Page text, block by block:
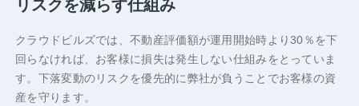
リスクを減らす仕組み
クラウドビルズでは、不動産評価額が運用開始時より30％を下
回らなければ、お客様に損失は発生しない仕組みをとっていま
す。下落変動のリスクを優先的に弊社が負うことでお客様の資
産を守ります。